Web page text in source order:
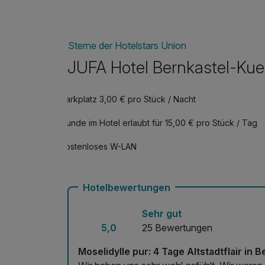
genussvollen Momenten bei einer Weinprobe
Erleben Sie eine Auszeit voller Atmosphäre,
Sterne der Hotelstars Union
JUFA Hotel Bernkastel-
Parkplatz 3,00 € pro Stück / Nacht
Hunde im Hotel erlaubt für 15,00 € pro Stück / Tag
Kostenloses W-LAN
Hotelbewertungen
5,0
Sehr gut
25 Bewertungen
Moselidylle pur: 4 Tage Altstadtflair in